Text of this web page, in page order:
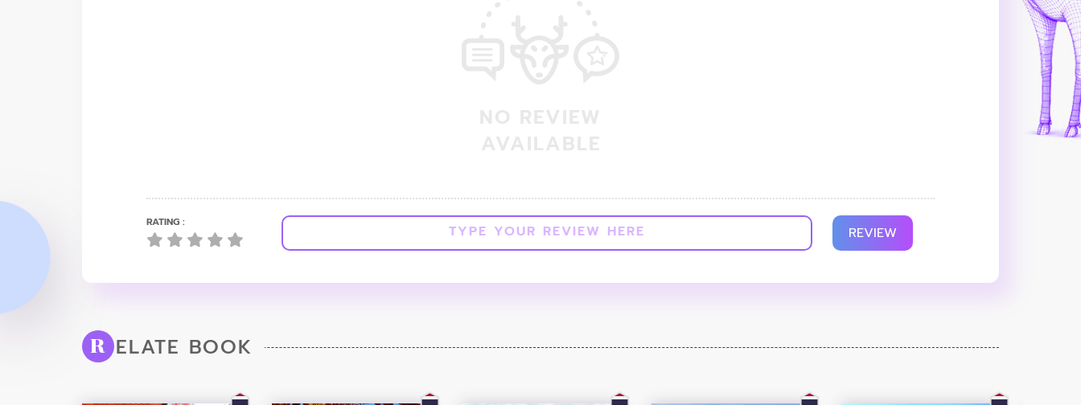
RATING :
REVIEW
R ELATE BOOK